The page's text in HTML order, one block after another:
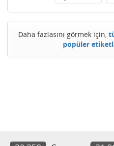
Daha fazlasını görmek için,
popüler